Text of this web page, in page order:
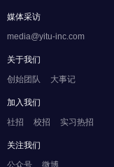
媒体采访
media@yitu-inc.com
关于我们
创始团队
大事记
加入我们
社招
校招 实习热招
关注我们